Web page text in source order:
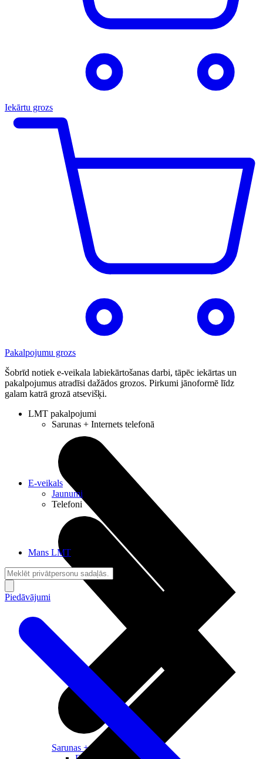
Iekārtu grozs
Pakalpojumu grozs
Šobrīd notiek e-veikala labiekārtošanas darbi, tāpēc iekārtas un
pakalpojumus atradīsi dažādos grozos. Pirkumi jānoformē līdz
galam katrā grozā atsevišķi.
LMT pakalpojumi
Sarunas + Internets telefonā
Sarunas + Internets
E-veikals
Jaunumi
Telefoni
Mans LMT
Piedāvājumi